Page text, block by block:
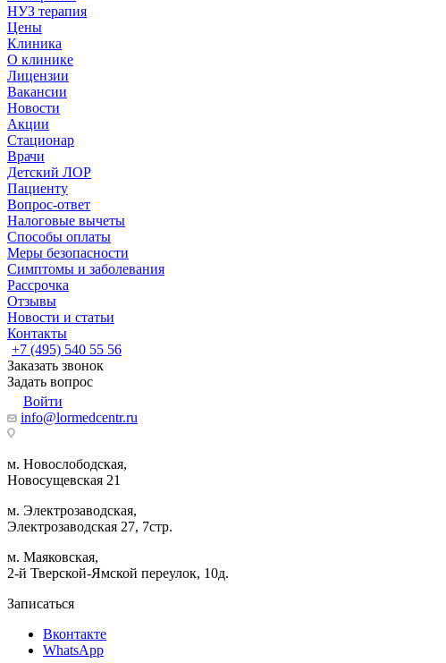
НУЗ терапия
Цены
Клиника
О клинике
Лицензии
Вакансии
Новости
Акции
Стационар
Врачи
Детский ЛОР
Пациенту
Вопрос-ответ
Налоговые вычеты
Способы оплаты
Меры безопасности
Симптомы и заболевания
Рассрочка
Отзывы
Новости и статьи
Контакты
+7 (495) 540 55 56
Заказать звонок
Задать вопрос
Войти
info@lormedcentr.ru
м. Новослободская,
Новосущевская 21
м. Электрозаводская,
Электрозаводская 27, 7стр.
м. Маяковская,
2-й Тверской-Ямской переулок, 10д.
Записаться
Вконтакте
WhatsApp